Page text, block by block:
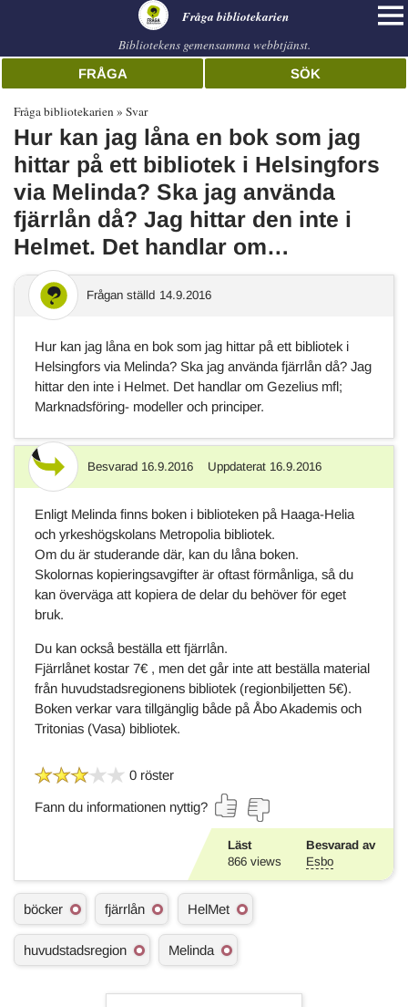
Fråga bibliotekarien
Bibliotekens gemensamma webbtjänst.
FRÅGA SÖK
Fråga bibliotekarien Svar
Hur kan jag låna en bok som jag
hittar på ett bibliotek i Helsingfors
via Melinda? Ska jag använda
fjärrlån då? Jag hittar den inte i
Helmet. Det handlar om…
Frågan ställd 14.9.2016
Hur kan jag låna en bok som jag hittar på ett bibliotek i
Helsingfors via Melinda? Ska jag använda fjärrlån då? Jag
hittar den inte i Helmet. Det handlar om Gezelius mfl;
Marknadsföring- modeller och principer.
Svar Besvarad 16.9.2016 Uppdaterat 16.9.2016
Enligt Melinda finns boken i biblioteken på Haaga-Helia
och yrkeshögskolans Metropolia bibliotek.
Om du är studerande där, kan du låna boken.
Skolornas kopieringsavgifter är oftast förmånliga, så du
kan överväga att kopiera de delar du behöver för eget
bruk.
Du kan också beställa ett fjärrlån.
Fjärrlånet kostar 7€ , men det går inte att beställa material
från huvudstadsregionens bibliotek (regionbiljetten 5€).
Boken verkar vara tillgänglig både på Åbo Akademis och
Tritonias (Vasa) bibliotek.
0 röster
Fann du informationen nyttig?
Läst
866 views
Besvarad av
Esbo
Ä
m
n
s
böcker fjärrlån HelMet
huvudstadsregion Melinda